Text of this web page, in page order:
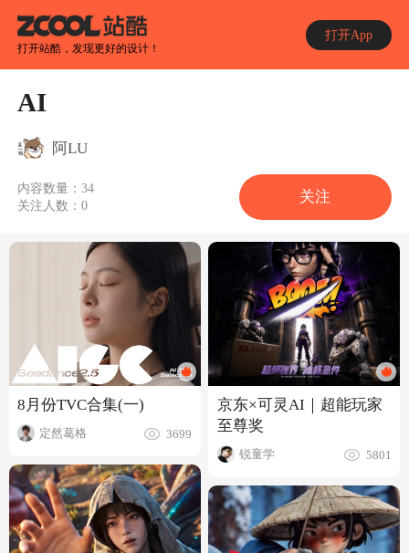
打开站酷，发现更好的设计！
打开App
AI
阿LU
内容数量：34
关注人数：0
关注
8月份TVC合集(一)
定然葛格 3699
京东×可灵AI｜超能玩家
至尊奖
锐童学 5801